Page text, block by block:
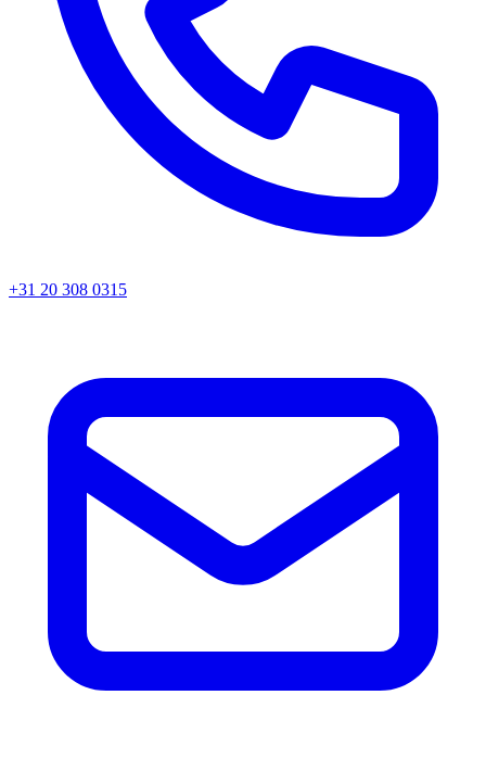
+31 20 308 0315